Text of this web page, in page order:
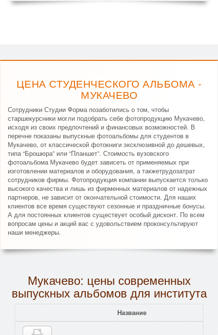
ЦЕНА СТУДЕНЧЕСКОГО АЛЬБОМА -
МУКАЧЕВО
Сотрудники Студии Форма позаботились о том, чтобы
старшекурсники могли подобрать себе фотопродукцию Мукачево,
исходя из своих предпочтений и финансовых возможностей. В
перечне показаны выпускные фотоальбомы для студентов в
Мукачево, от классической фотокниги эксклюзивной до дешевых,
типа “Брошюра” или “Планшет”. Стоимость вузовского
фотоальбома Мукачево будет зависеть от применяемых при
изготовлении материалов и оборудования, а такжетрудозатрат
сотрудников фирмы. Фотопродукция компании выпускается только
высокого качества и лишь из фирменных материалов от надежных
партнеров, не зависит от окончательной стоимости. Для наших
клиентов все время существуют сезонные и праздничные бонусы.
А для постоянных клиентов существует особый дисконт. По всем
вопросам цены и акций вас с удовольствием проконсультируют
наши менеджеры.
Мукачево: цены современных
выпускных альбомов для института
Название